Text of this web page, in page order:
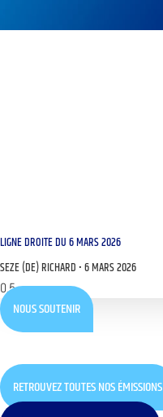
LIGNE DROITE DU 6 MARS 2026
SEZE (DE) RICHARD 6 MARS 2026
NOUS SOUTENIR
RETROUVEZ TOUTES NOS ÉMISSIONS